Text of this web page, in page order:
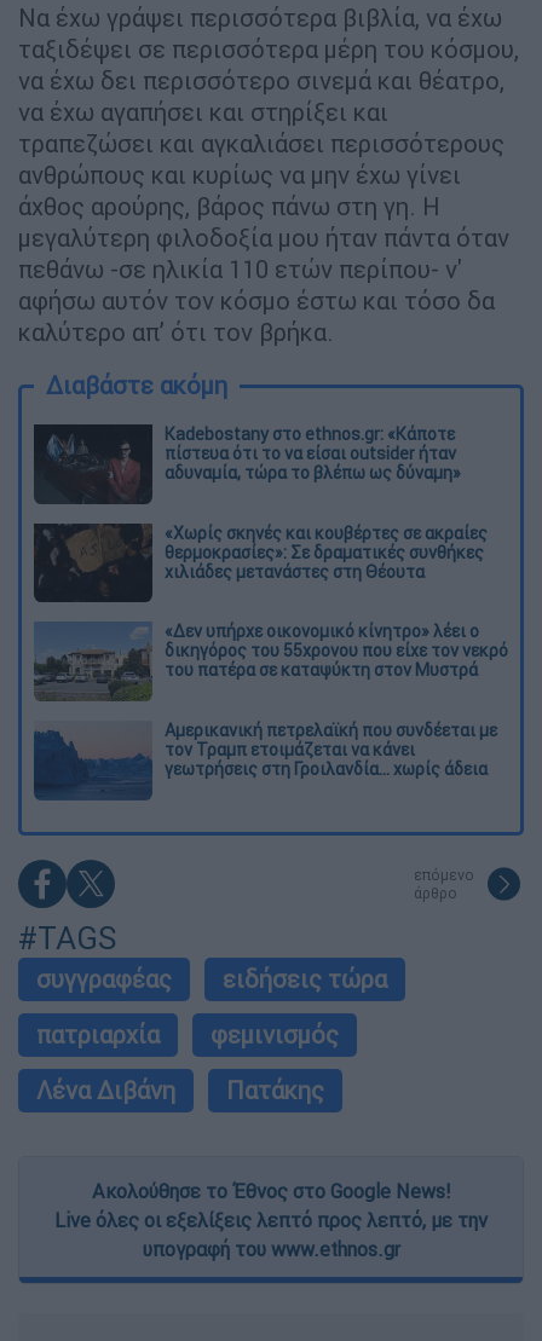
Να έχω γράψει περισσότερα βιβλία, να έχω
ταξιδέψει σε περισσότερα μέρη του κόσμου,
να έχω δει περισσότερο σινεμά και θέατρο,
να έχω αγαπήσει και στηρίξει και
τραπεζώσει και αγκαλιάσει περισσότερους
ανθρώπους και κυρίως να μην έχω γίνει
άχθος αρούρης, βάρος πάνω στη γη. Η
μεγαλύτερη φιλοδοξία μου ήταν πάντα όταν
πεθάνω -σε ηλικία 110 ετών περίπου- ν'
αφήσω αυτόν τον κόσμο έστω και τόσο δα
καλύτερο απ’ ότι τον βρήκα.
Διαβάστε ακόμη
Kadebostany στο ethnos.gr: «Κάποτε
πίστευα ότι το να είσαι outsider ήταν
αδυναμία, τώρα το βλέπω ως δύναμη»
«Χωρίς σκηνές και κουβέρτες σε ακραίες
θερμοκρασίες»: Σε δραματικές συνθήκες
χιλιάδες μετανάστες στη Θέουτα
«Δεν υπήρχε οικονομικό κίνητρο» λέει ο
δικηγόρος του 55χρονου που είχε τον νεκρό
του πατέρα σε καταψύκτη στον Μυστρά
Αμερικανική πετρελαϊκή που συνδέεται με
τον Τραμπ ετοιμάζεται να κάνει
γεωτρήσεις στη Γροιλανδία... χωρίς άδεια
επόμενο
άρθρο
#TAGS
συγγραφέας
ειδήσεις τώρα
πατριαρχία
φεμινισμός
Λένα Διβάνη
Πατάκης
Ακολούθησε το Έθνος στο Google News!
Live όλες οι εξελίξεις λεπτό προς λεπτό, με την
υπογραφή του www.ethnos.gr